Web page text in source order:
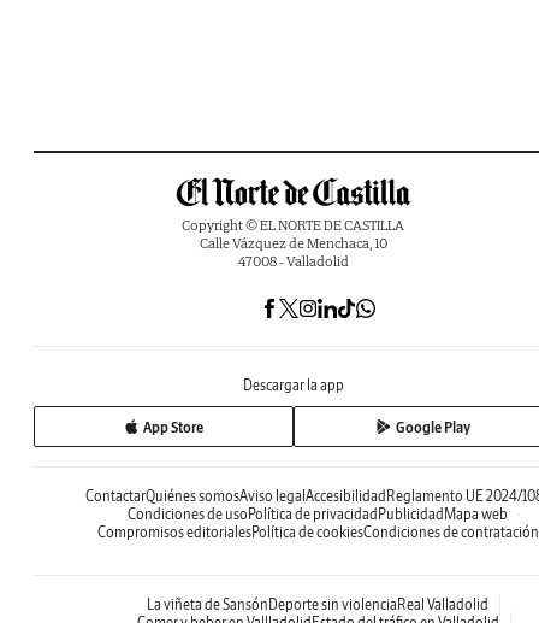
Copyright © EL NORTE DE CASTILLA
Calle Vázquez de Menchaca, 10
47008 - Valladolid
Descargar la app
App Store Google Play
ContactarQuiénes somosAviso legal Accesibilidad Reglamento UE 2024/
Condiciones de uso Política de privacidad Publicidad Mapa web
Compromisos editorialesPolítica de cookiesCondiciones de contratación
La viñeta de Sansón Deporte sin violencia Real Valladolid